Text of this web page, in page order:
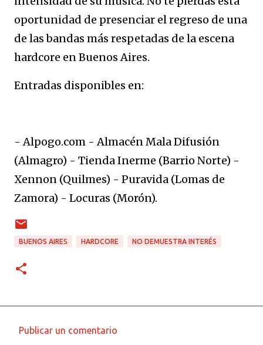
oportunidad de presenciar el regreso de una
de las bandas más respetadas de la escena
hardcore en Buenos Aires.
Entradas disponibles en:
- Alpogo.com - Almacén Mala Difusión
(Almagro) - Tienda Inerme (Barrio Norte) -
Xennon (Quilmes) - Puravida (Lomas de
Zamora) - Locuras (Morón).
BUENOS AIRES HARDCORE NO DEMUESTRA INTERÉS
Publicar un comentario